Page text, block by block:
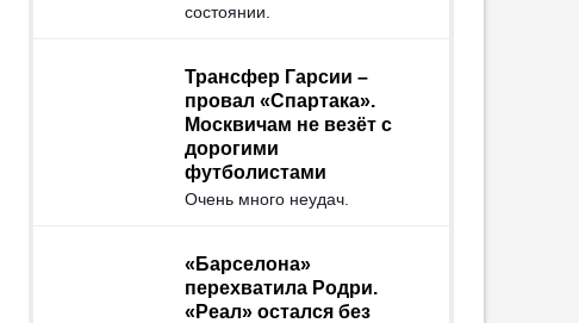
состоянии.
Трансфер Гарсии –
провал «Спартака».
Москвичам не везёт с
дорогими
футболистами
Очень много неудач.
«Барселона»
перехватила Родри.
«Реал» остался без